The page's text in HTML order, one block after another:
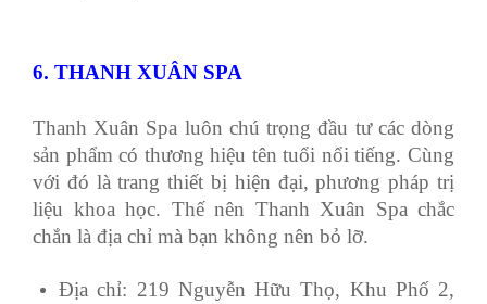
6. THANH XUÂN SPA
Thanh Xuân Spa luôn chú trọng đầu tư các dòng
sản phẩm có thương hiệu tên tuổi nổi tiếng. Cùng
với đó là trang thiết bị hiện đại, phương pháp trị
liệu khoa học. Thế nên Thanh Xuân Spa chắc
chắn là địa chỉ mà bạn không nên bỏ lỡ.
Địa chỉ: 219 Nguyễn Hữu Thọ, Khu Phố 2,